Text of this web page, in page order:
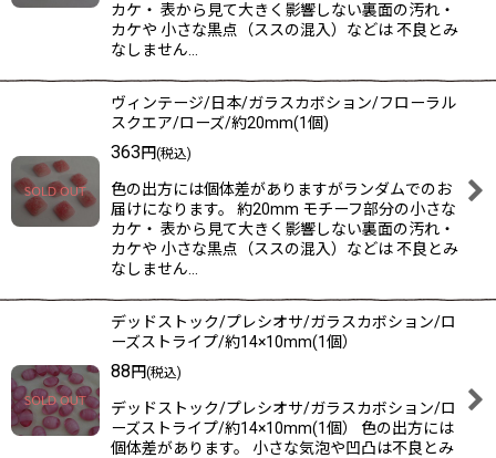
カケ・ 表から見て大きく影響しない裏面の汚れ・
カケや 小さな黒点（ススの混入）などは 不良とみ
なしません…
ヴィンテージ/日本/ガラスカボション/フローラル
スクエア/ローズ/約20mm(1個)
363円(税込)
色の出方には個体差がありますがランダムでのお
届けになります。 約20mm モチーフ部分の小さな
カケ・ 表から見て大きく影響しない裏面の汚れ・
カケや 小さな黒点（ススの混入）などは 不良とみ
なしません…
デッドストック/プレシオサ/ガラスカボション/ロ
ーズストライプ/約14×10mm(1個）
88円(税込)
デッドストック/プレシオサ/ガラスカボション/ロ
ーズストライプ/約14×10mm(1個） 色の出方には
個体差があります。 小さな気泡や凹凸は不良とみ